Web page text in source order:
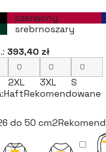
czerwony
srebrnoszary
393,40 zł
2XL 3XL
S
HaftRekomendowane
do 50 cm2